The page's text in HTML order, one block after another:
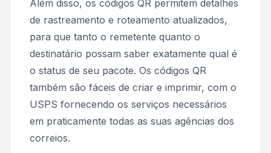
Além disso, os códigos QR permitem detalhes
de rastreamento e roteamento atualizados,
para que tanto o remetente quanto o
destinatário possam saber exatamente qual é
o status de seu pacote. Os códigos QR
também são fáceis de criar e imprimir, com o
USPS fornecendo os serviços necessários
em praticamente todas as suas agências dos
correios.